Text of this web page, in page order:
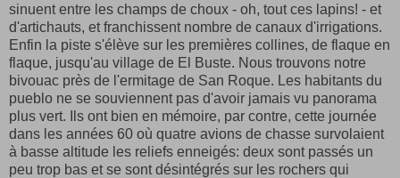
sinuent entre les champs de choux - oh, tout ces lapins! - et
d'artichauts, et franchissent nombre de canaux d'irrigations.
Enfin la piste s'élève sur les premières collines, de flaque en
flaque, jusqu'au village de El Buste. Nous trouvons notre
bivouac près de l'ermitage de San Roque. Les habitants du
pueblo ne se souviennent pas d'avoir jamais vu panorama
plus vert. Ils ont bien en mémoire, par contre, cette journée
dans les années 60 où quatre avions de chasse survolaient
à basse altitude les reliefs enneigés: deux sont passés un
peu trop bas et se sont désintégrés sur les rochers qui